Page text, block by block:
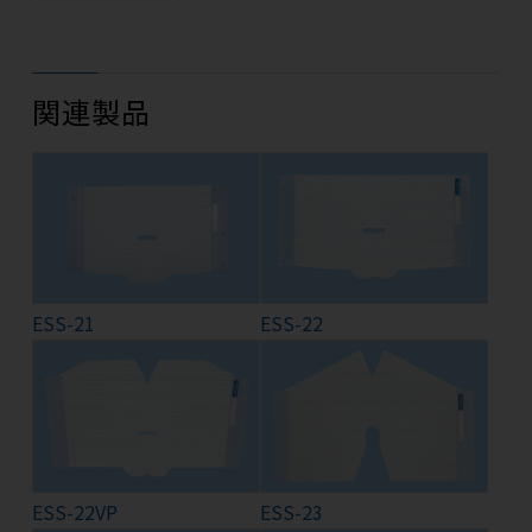
関連製品
ESS-21 ESS-22
ESS-22VP ESS-23